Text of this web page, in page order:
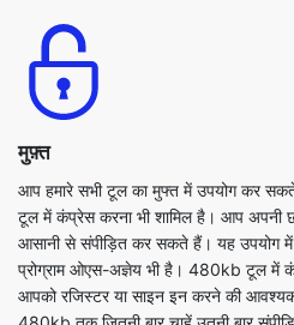
मुफ़्त
आप हमारे सभी टूल का मुफ्त में उपयोग कर
टूल में कंप्रेस करना भी शामिल है। आप अपनी
आसानी से संपीड़ित कर सकते हैं। यह उपयोग
प्रोग्राम ओएस-अज्ञेय भी है। 480kb टूल में
आपको रजिस्टर या साइन इन करने की
480kb तक जितनी बार चाहें उतनी बार